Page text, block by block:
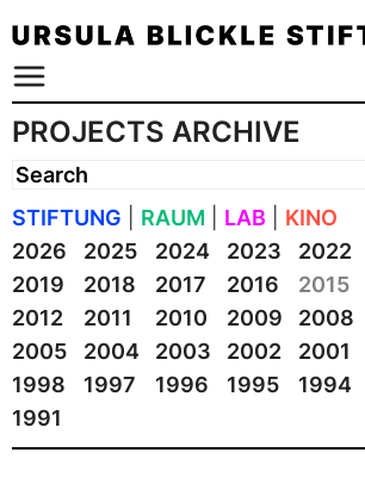
PROJECTS ARCHIVE
STIFTUNG RAUM LAB
KINO
2026
2025 2024 2023 2022
2019
2018 2017 2016 2015
2012
2011 2010 2009 2008
2005
2004 2003 2002 2001
1998
1997 1996 1995 1994
1991